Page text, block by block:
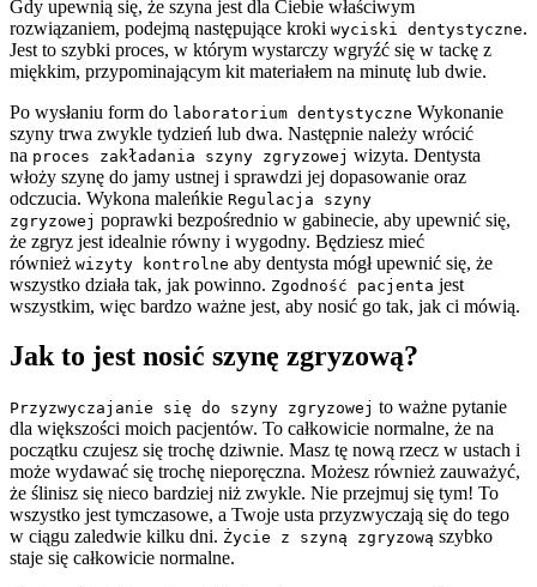
Gdy upewnią się, że szyna jest dla Ciebie właściwym
rozwiązaniem, podejmą następujące kroki wyciski dentystyczne.
Jest to szybki proces, w którym wystarczy wgryźć się w tackę z
miękkim, przypominającym kit materiałem na minutę lub dwie.
Po wysłaniu form do laboratorium dentystyczne Wykonanie
szyny trwa zwykle tydzień lub dwa. Następnie należy wrócić
na proces zakładania szyny zgryzowej wizyta. Dentysta
włoży szynę do jamy ustnej i sprawdzi jej dopasowanie oraz
odczucia. Wykona maleńkie Regulacja szyny
zgryzowej poprawki bezpośrednio w gabinecie, aby upewnić się,
że zgryz jest idealnie równy i wygodny. Będziesz mieć
również wizyty kontrolne aby dentysta mógł upewnić się, że
wszystko działa tak, jak powinno. Zgodność pacjenta jest
wszystkim, więc bardzo ważne jest, aby nosić go tak, jak ci mówią.
Jak to jest nosić szynę zgryzową?
Przyzwyczajanie się do szyny zgryzowej to ważne pytanie
dla większości moich pacjentów. To całkowicie normalne, że na
początku czujesz się trochę dziwnie. Masz tę nową rzecz w ustach i
może wydawać się trochę nieporęczna. Możesz również zauważyć,
że ślinisz się nieco bardziej niż zwykle. Nie przejmuj się tym! To
wszystko jest tymczasowe, a Twoje usta przyzwyczają się do tego
w ciągu zaledwie kilku dni. Życie z szyną zgryzową szybko
staje się całkowicie normalne.